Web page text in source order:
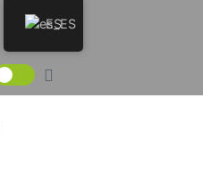
ES